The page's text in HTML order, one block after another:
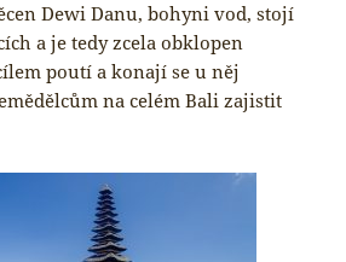
Dewi Danu, bohyni vod, stojí
a je tedy zcela obklopen
poutí a konají se u něj
na celém Bali zajistit